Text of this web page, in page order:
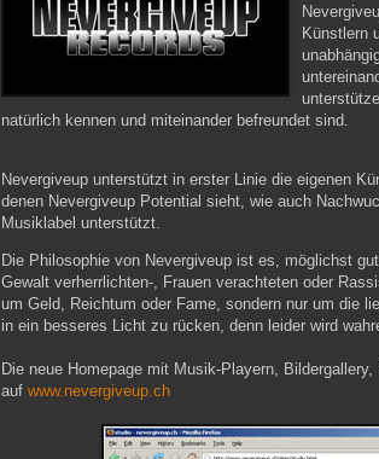
Künstlern
natürlich kennen und miteinander befreundet sind.
Nevergiveup unterstützt in erster Linie die eigenen
denen Nevergiveup Potential sieht, wie auch
Musiklabel unterstützt.
Die Philosophie von Nevergiveup ist es, möglichst
Gewalt verherrlichten-, Frauen verachteten oder
um Geld, Reichtum oder Fame, sondern nur um die
in ein besseres Licht zu rücken, denn leider wird
Die neue Homepage mit Musik-Playern,
auf www.nevergiveup.ch